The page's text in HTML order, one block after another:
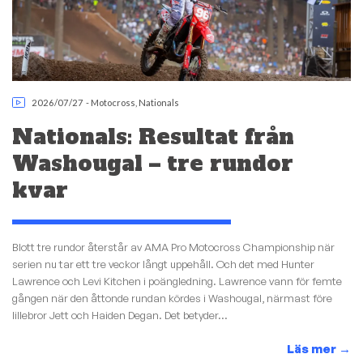
2026/07/27 - Motocross Nationals
Nationals: Resultat från
Washougal – tre rundor
kvar
Blott tre rundor återstår av AMA Pro Motocross Championship när
serien nu tar ett tre veckor långt uppehåll. Och det med Hunter
Lawrence och Levi Kitchen i poängledning. Lawrence vann för femte
gången när den åttonde rundan kördes i Washougal, närmast före
lillebror Jett och Haiden Degan. Det betyder...
Läs mer →